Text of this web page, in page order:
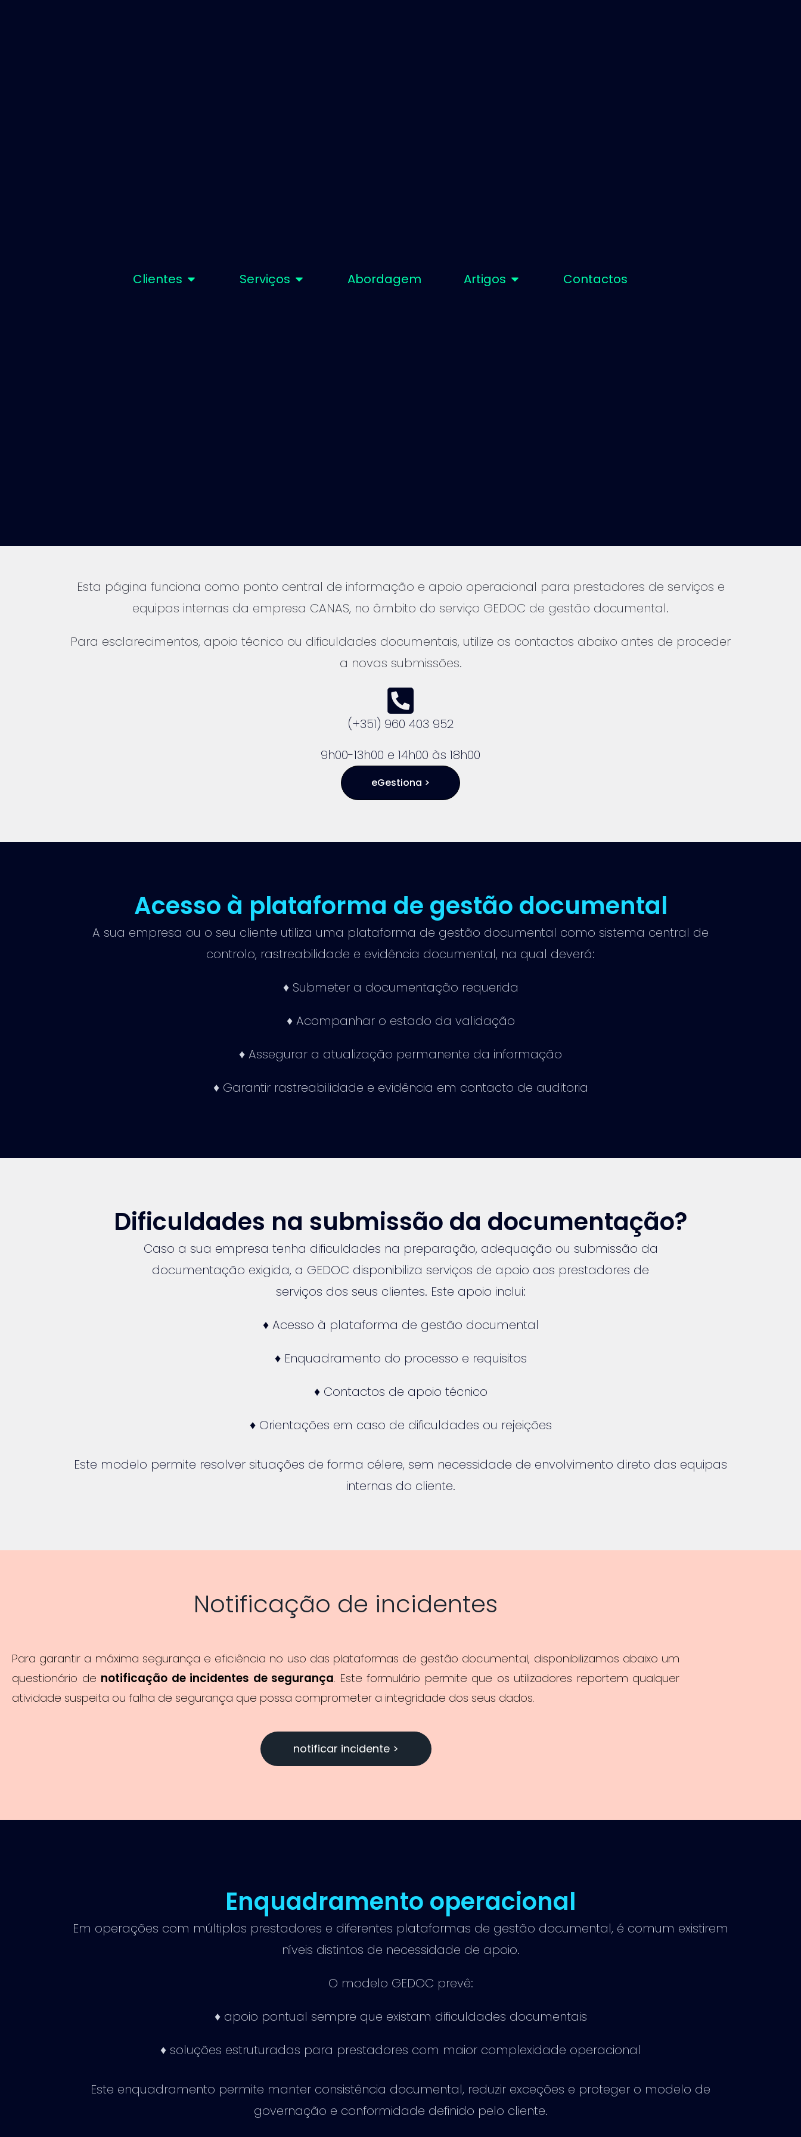
Clientes Serviços Abordagem Artigos Contactos
Esta página funciona como ponto central de informação e apoio operacional para prestadores de serviços e
equipas internas da empresa CANAS, no âmbito do serviço GEDOC de gestão documental.
Para esclarecimentos, apoio técnico ou dificuldades documentais, utilize os contactos abaixo antes de proceder
a novas submissões.
(+351) 960 403 952
9h00-13h00 e 14h00 às 18h00
eGestiona >
Acesso à plataforma de gestão documental
A sua empresa ou o seu cliente utiliza uma plataforma de gestão documental como sistema central de
controlo, rastreabilidade e evidência documental, na qual deverá:
♦ Submeter a documentação requerida
♦ Acompanhar o estado da validação
♦ Assegurar a atualização permanente da informação
♦ Garantir rastreabilidade e evidência em contacto de auditoria
Dificuldades na submissão da documentação?
Caso a sua empresa tenha dificuldades na preparação, adequação ou submissão da
documentação exigida, a GEDOC disponibiliza serviços de apoio aos prestadores de
serviços dos seus clientes. Este apoio inclui:
♦ Acesso à plataforma de gestão documental
♦ Enquadramento do processo e requisitos
♦ Contactos de apoio técnico
♦ Orientações em caso de dificuldades ou rejeições
Este modelo permite resolver situações de forma célere, sem necessidade de envolvimento direto das equipas
internas do cliente.
Notificação de incidentes
Para garantir a máxima segurança e eficiência no uso das plataformas de gestão documental, disponibilizamos abaixo um
questionário de notificação de incidentes de segurança. Este formulário permite que os utilizadores reportem qualquer
atividade suspeita ou falha de segurança que possa comprometer a integridade dos seus dados.
notificar incidente >
Enquadramento operacional
Em operações com múltiplos prestadores e diferentes plataformas de gestão documental, é comum existirem
níveis distintos de necessidade de apoio.
O modelo GEDOC prevê:
♦ apoio pontual sempre que existam dificuldades documentais
♦ soluções estruturadas para prestadores com maior complexidade operacional
Este enquadramento permite manter consistência documental, reduzir exceções e proteger o modelo de
governação e conformidade definido pelo cliente.